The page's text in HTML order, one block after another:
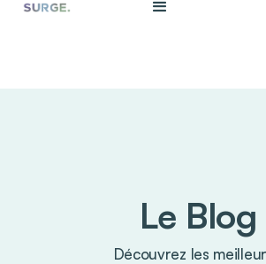
Le Blog
Découvrez les